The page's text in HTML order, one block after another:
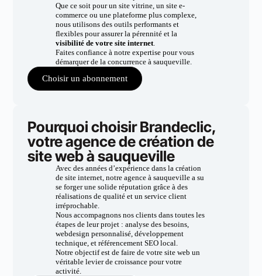
Que ce soit pour un site vitrine, un site e-
commerce ou une plateforme plus complexe,
nous utilisons des outils performants et
flexibles pour assurer la pérennité et la
visibilité de votre site internet.
Faites confiance à notre expertise pour vous
démarquer de la concurrence à sauqueville.
Choisir un abonnement
Pourquoi choisir Brandeclic,
votre agence de création de
site web à sauqueville
Avec des années d’expérience dans la création
de site internet, notre agence à sauqueville a su
se forger une solide réputation grâce à des
réalisations de qualité et un service client
irréprochable.
Nous accompagnons nos clients dans toutes les
étapes de leur projet : analyse des besoins,
webdesign personnalisé, développement
technique, et référencement SEO local.
Notre objectif est de faire de votre site web un
véritable levier de croissance pour votre
activité.